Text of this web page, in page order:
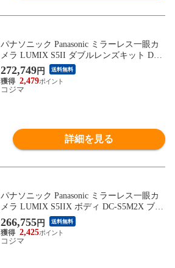
パナソニック Panasonic ミラーレス一眼カ
メラ LUMIX S5II ダブルレンズキット DC-
S5M2W ブラック
272,749円 送料無料
2,479
コジマ
詳細を見る
パナソニック Panasonic ミラーレス一眼カ
メラ LUMIX S5IIX ボディ DC-S5M2X ブラ
ック
266,755円 送料無料
2,425
コジマ